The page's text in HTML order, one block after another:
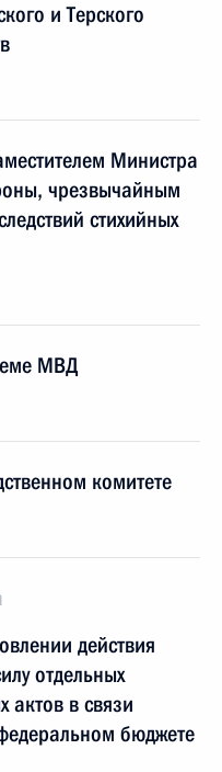
и Терского
Министра
чрезвычайным
стихийных
МВД
комитете
действия
отдельных
актов в связи
бюджете